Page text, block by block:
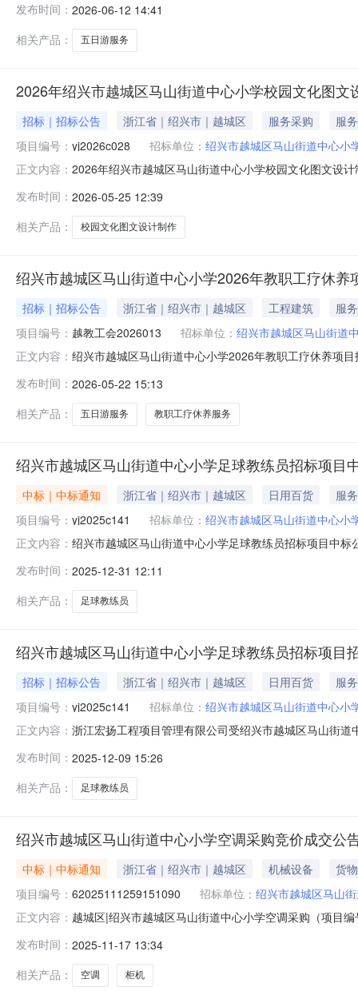
采购公告发布日期：2026年05月22日八、中标结果标项
麂岛五日游绍
发布时间： 2026-06-12 14:41
相关产品：
五日游服务
2026年绍兴市越城区马山街道中心小学校园文化图文
招标｜招标公告 浙江省｜绍兴市｜越城区 服务采购
服务
项目编号： yj2026c028 招标单位： 绍兴市越城区马山街道中心小
正文内容： 2026年绍兴市越城区马山街道中心小学校园文化图文设
年绍兴市越城区马山街道中心小学校园文化图文设计制
格规定；2.未被
发布时间： 2026-05-25 12:39
相关产品：
校园文化图文设计制作
绍兴市越城区马山街道中心小学2026年教职工疗休养
招标｜招标公告 浙江省｜绍兴市｜越城区 工程建筑
服务
项目编号： 越教工会2026013 招标单位： 绍兴市越城区马山街道
正文内容： 绍兴市越城区马山街道中心小学2026年教职工疗休养项
人数（人）预算单价（元/人）绍兴市越城区马山街道中
乘动车往返。30300002标
发布时间： 2026-05-22 15:13
相关产品：
五日游服务 教职工疗休养服务
绍兴市越城区马山街道中心小学足球教练员招标项目
中标｜中标通知 浙江省｜绍兴市｜越城区 日用百货
服务
项目编号： yj2025c141 招标单位： 绍兴市越城区马山街道中心小
正文内容： 绍兴市越城区马山街道中心小学足球教练员招标项目中
八、中标/成交结果：序号项目名称中标单位名称中标价
他事项1、本项目
发布时间： 2025-12-31 12:11
相关产品：
足球教练员
绍兴市越城区马山街道中心小学足球教练员招标项目
招标｜招标公告 浙江省｜绍兴市｜越城区 日用百货
服务
项目编号： yj2025c141 招标单位： 绍兴市越城区马山街道中心小
正文内容： 浙江宏扬工程项目管理有限公司受绍兴市越城区马山街
道中心小学足球教练员招标项目￥240000.00无三、供应
中
发布时间： 2025-12-09 15:26
相关产品：
足球教练员
绍兴市越城区马山街道中心小学空调采购竞价成交公
中标｜中标通知 浙江省｜绍兴市｜越城区 机械设备
货物
项目编号： 62025111259151090 招标单位： 绍兴市越城区马山
正文内容： 越城区|绍兴市越城区马山街道中心小学空调采购（项目
止时间：2025-11-1215:39-2025-11-1711:30二、采购
发布时间： 2025-11-17 13:34
相关产品：
空调 柜机